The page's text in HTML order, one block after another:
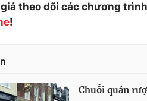
theo dõi các chương
!
Chuỗi quán